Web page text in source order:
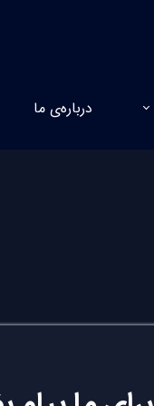
درباره‌ی ما